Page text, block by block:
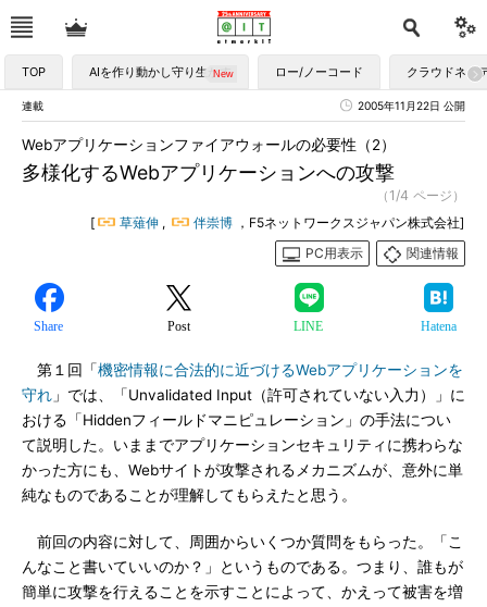
TOP AIを作り動かし守り生かす ロー/ノーコード クラウドネイ
連載 2005年11月22日 公開
多様化するWebアプリケーションへの攻撃
Webアプリケーションファイアウォールの必要性（2）
（1/4 ページ）
[
草薙伸 , 伴崇博 ，F5ネットワークスジャパン株式会社]
PC用表示
関連情報
Share Post LINE Hatena
第１回「機密情報に合法的に近づけるWebアプリケーションを
守れ 」では、「Unvalidated Input（許可されていない入力）」に
おける「Hiddenフィールドマニピュレーション」の手法につい
て説明した。いままでアプリケーションセキュリティに携わらな
かった方にも、Webサイトが攻撃されるメカニズムが、意外に単
純なものであることが理解してもらえたと思う。
前回の内容に対して、周囲からいくつか質問をもらった。「こ
んなこと書いていいのか？」というものである。つまり、誰もが
簡単に攻撃を行えることを示すことによって、かえって被害を増